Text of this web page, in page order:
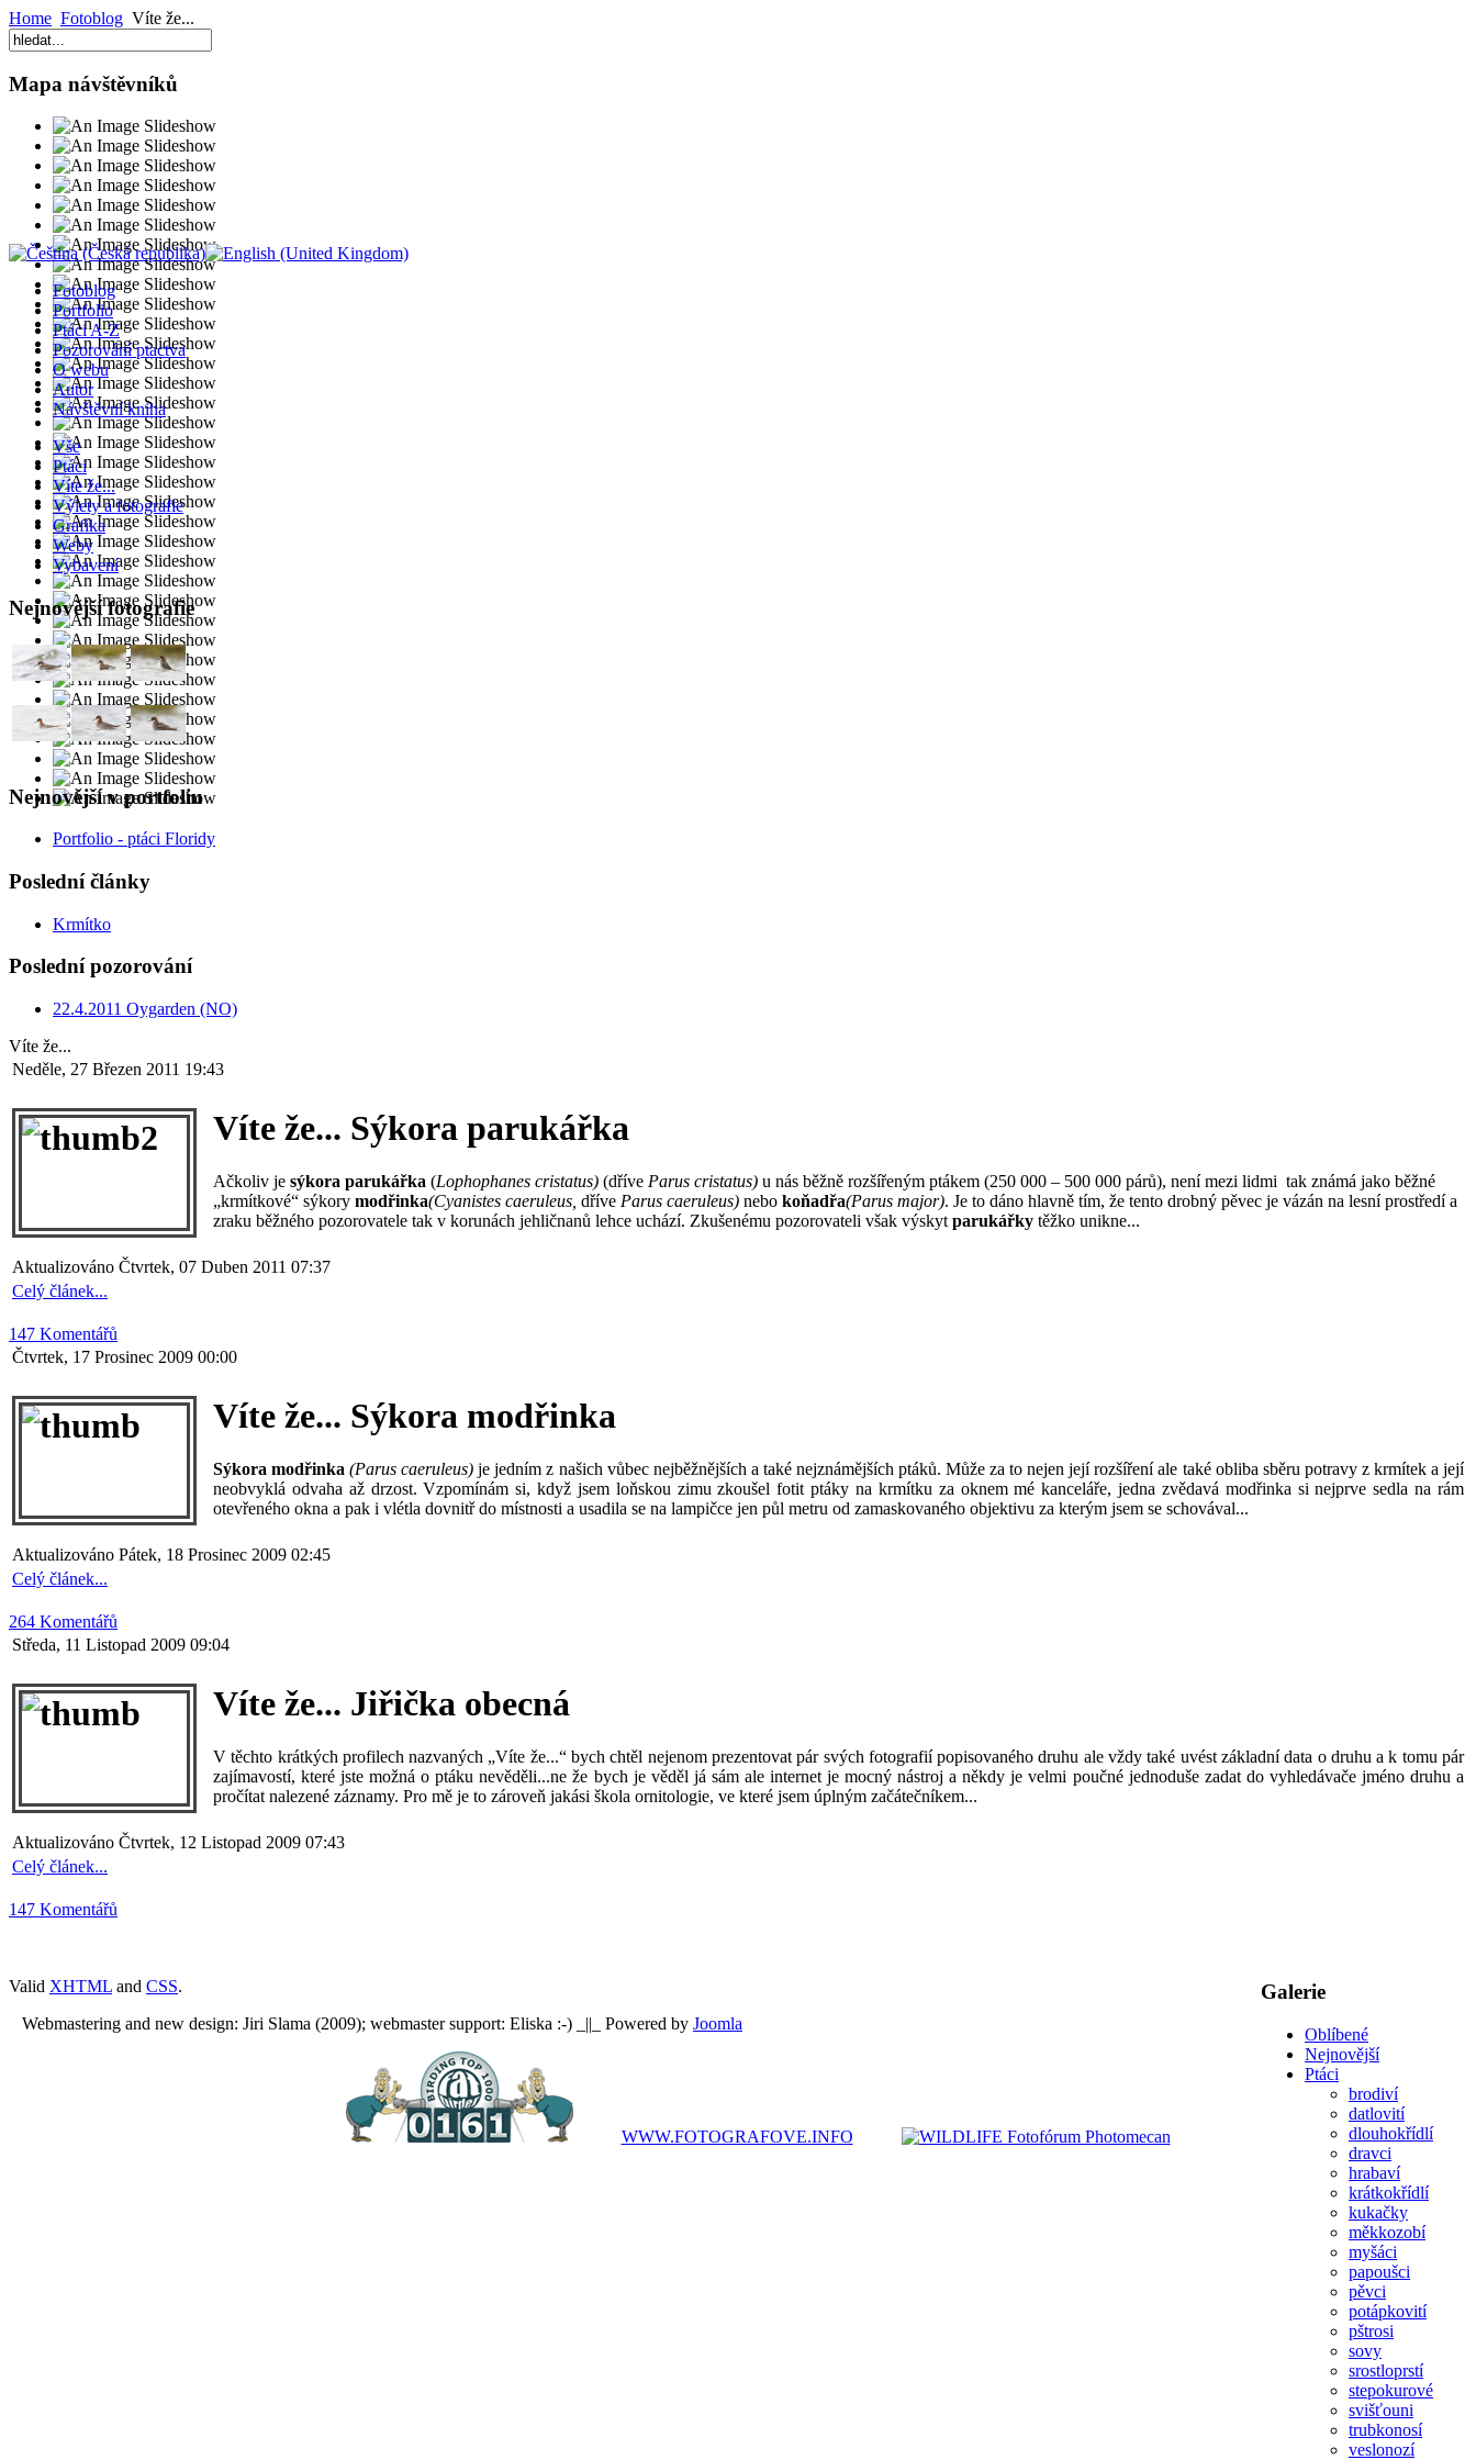
Home Fotoblog Víte že...
Mapa návštěvníků
Fotoblog
Portfolio
Ptáci A-Z
Pozorování ptactva
O webu
Autor
Návštěvní kniha
Vše
Ptáci
Víte že...
Výlety a fotografie
Grafika
Weby
Vybavení
Nejnovější fotografie
Nejnovější v portfoliu
Portfolio - ptáci Floridy
Poslední články
Krmítko
Poslední pozorování
22.4.2011 Oygarden (NO)
Víte že...
Neděle, 27 Březen 2011 19:43
Víte že... Sýkora parukářka
Ačkoliv je sýkora parukářka (Lophophanes cristatus) (dříve Parus cristatus) u nás běžně rozšířeným ptákem (250 000 – 500 000 párů), není mezi lidmi tak známá jako běžné
„krmítkové“ sýkory modřinka(Cyanistes caeruleus, dříve Parus caeruleus) nebo koňadřa(Parus major). Je to dáno hlavně tím, že tento drobný pěvec je vázán na lesní prostředí a
zraku běžného pozorovatele tak v korunách jehličnanů lehce uchází. Zkušenému pozorovateli však výskyt parukářky těžko unikne...
Aktualizováno Čtvrtek, 07 Duben 2011 07:37
Celý článek...
147 Komentářů
Čtvrtek, 17 Prosinec 2009 00:00
Víte že... Sýkora modřinka
Sýkora modřinka (Parus caeruleus) je jedním z našich vůbec nejběžnějších a také nejznámějších ptáků. Může za to nejen její rozšíření ale také obliba sběru potravy z krmítek a její
neobvyklá odvaha až drzost. Vzpomínám si, když jsem loňskou zimu zkoušel fotit ptáky na krmítku za oknem mé kanceláře, jedna zvědavá modřinka si nejprve sedla na rám
otevřeného okna a pak i vlétla dovnitř do místnosti a usadila se na lampičce jen půl metru od zamaskovaného objektivu za kterým jsem se schovával...
Aktualizováno Pátek, 18 Prosinec 2009 02:45
Celý článek...
264 Komentářů
Středa, 11 Listopad 2009 09:04
Víte že... Jiřička obecná
V těchto krátkých profilech nazvaných „Víte že...“ bych chtěl nejenom prezentovat pár svých fotografií popisovaného druhu ale vždy také uvést základní data o druhu a k tomu pár
zajímavostí, které jste možná o ptáku nevěděli...ne že bych je věděl já sám ale internet je mocný nástroj a někdy je velmi poučné jednoduše zadat do vyhledávače jméno druhu a
pročítat nalezené záznamy. Pro mě je to zároveň jakási škola ornitologie, ve které jsem úplným začátečníkem...
Aktualizováno Čtvrtek, 12 Listopad 2009 07:43
Celý článek...
147 Komentářů
Galerie
Oblíbené
Nejnovější
Ptáci
brodiví
datlovití
dlouhokřídlí
dravci
hrabaví
krátkokřídlí
kukačky
měkkozobí
myšáci
papoušci
pěvci
potápkovití
pštrosi
sovy
srostloprstí
stepokurové
svišťouni
trubkonosí
veslonozí
Valid XHTML and CSS.
Webmastering and new design: Jiri Slama (2009); webmaster support: Eliska :-) _||_ Powered by Joomla
WWW.FOTOGRAFOVE.INFO